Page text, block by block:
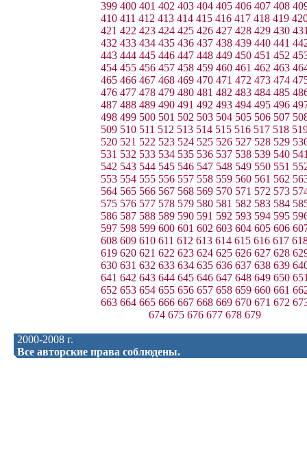
399 400 401 402 403 404 405 406 407 408
410 411 412 413 414 415 416 417 418 419
421 422 423 424 425 426 427 428 429 430
432 433 434 435 436 437 438 439 440 441
443 444 445 446 447 448 449 450 451 452
454 455 456 457 458 459 460 461 462 463
465 466 467 468 469 470 471 472 473 474
476 477 478 479 480 481 482 483 484 485
487 488 489 490 491 492 493 494 495 496
498 499 500 501 502 503 504 505 506 507
509 510 511 512 513 514 515 516 517 518
520 521 522 523 524 525 526 527 528 529
531 532 533 534 535 536 537 538 539 540
542 543 544 545 546 547 548 549 550 551
553 554 555 556 557 558 559 560 561 562
564 565 566 567 568 569 570 571 572 573
575 576 577 578 579 580 581 582 583 584
586 587 588 589 590 591 592 593 594 595
597 598 599 600 601 602 603 604 605 606
608 609 610 611 612 613 614 615 616 617
619 620 621 622 623 624 625 626 627 628
630 631 632 633 634 635 636 637 638 639
641 642 643 644 645 646 647 648 649 650
652 653 654 655 656 657 658 659 660 661
663 664 665 666 667 668 669 670 671 672
674 675 676 677 678 679
2000-2008 г.
Все авторские права соблюдены.